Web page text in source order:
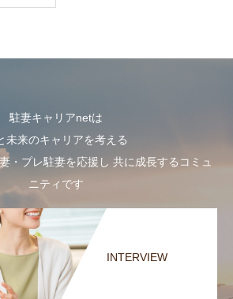
駐妻キャリアnetは
未来のキャリアを考える
・プレ駐妻を応援し 共に成長するコミュ
ニティです
INTERVIEW